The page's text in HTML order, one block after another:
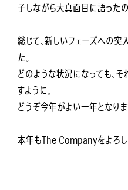
子しながら大真面目に語ったの
総じて、新しいフェーズへの突
た。
どのような状況になっても、
すように。
どうぞ今年がよい一年となりま
本年もThe Companyをよろし